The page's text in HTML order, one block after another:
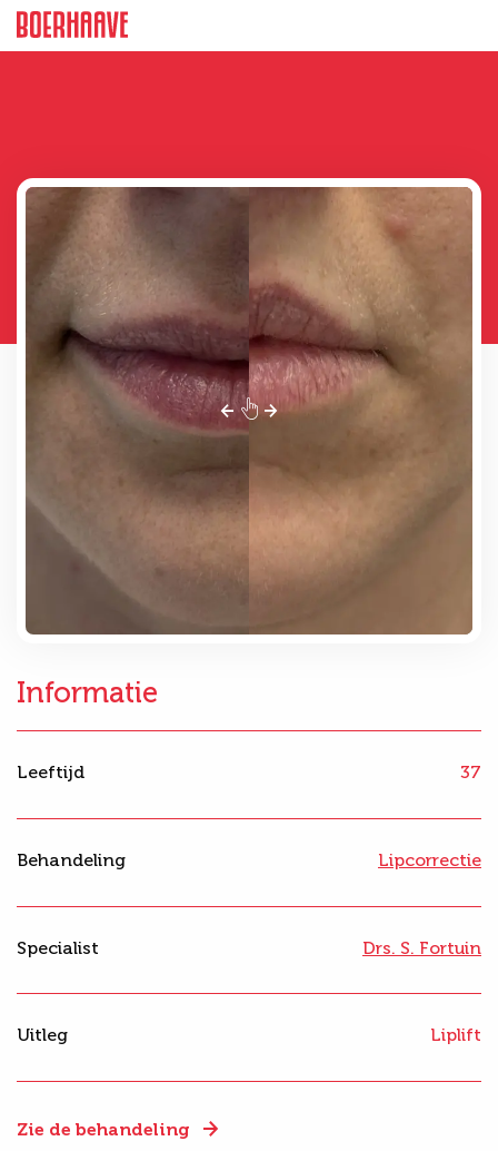
Zie de behandeling
Informatie
Leeftijd 37
Behandeling Lipcorrectie
Specialist Drs. S. Fortuin
Uitleg Liplift